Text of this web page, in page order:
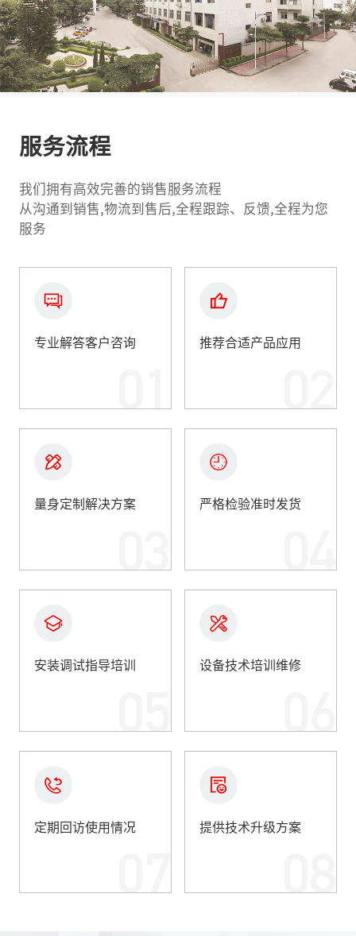
服务流程
我们拥有高效完善的销售服务流程
从沟通到销售,物流到售后,全程跟踪、反馈,全程为您
服务
专业解答客户咨询
01
推荐合适产品应用
02
量身定制解决方案
03
严格检验准时发货
04
安装调试指导培训
05
设备技术培训维修
06
定期回访使用情况
07
提供技术升级方案
08